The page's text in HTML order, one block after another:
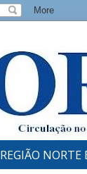
REGIÃO NORTE